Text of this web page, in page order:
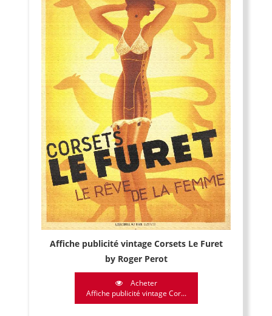
Affiche publicité vintage Corsets Le Furet
by Roger Perot
Acheter
Affiche publicité vintage Cor...